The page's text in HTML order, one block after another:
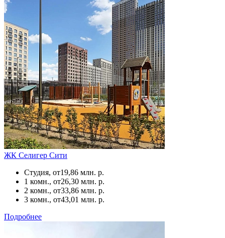
ЖК Селигер Сити
Студия, от19,86 млн. р.
1 комн., от26,30 млн. р.
2 комн., от33,86 млн. р.
3 комн., от43,01 млн. р.
Подробнее